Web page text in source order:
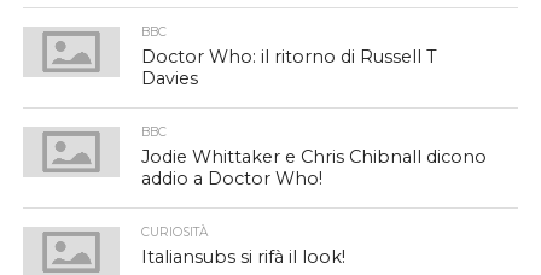
BBC
Doctor Who: il ritorno di Russell T
Davies
BBC
Jodie Whittaker e Chris Chibnall dicono
addio a Doctor Who!
CURIOSITÀ
Italiansubs si rifà il look!